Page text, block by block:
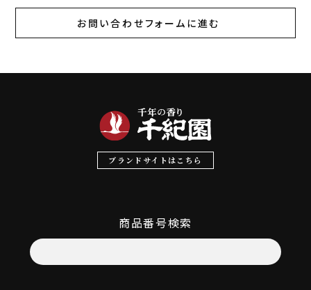
お問い合わせフォームに進む
ブランドサイトはこちら
商品番号検索